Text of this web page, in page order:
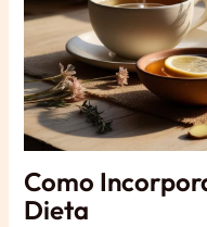
Como
Dieta